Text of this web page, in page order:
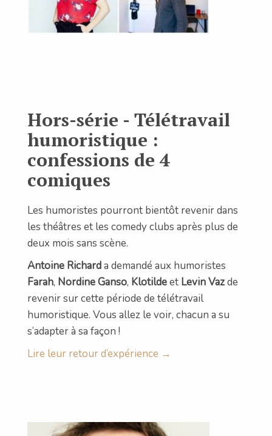
Hors-série - Télétravail
humoristique :
confessions de 4
comiques
Les humoristes pourront bientôt revenir dans
les théâtres et les comedy clubs après plus de
deux mois sans scène.
Antoine Richarda demandé aux humoristes
Farah, Nordine Ganso, Klotildeet Levin Vazde
revenir sur cette période de télétravail
humoristique. Vous allez le voir, chacun a su
s’adapter à sa façon !
Lire leur retour d’expérience →